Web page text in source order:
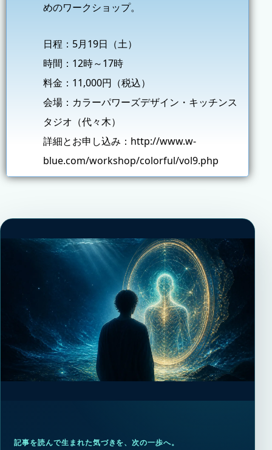
めのワークショップ。
日程：5月19日（土）
時間：12時～17時
料金：11,000円（税込）
会場：カラーパワーズデザイン・キッチンス
タジオ（代々木）
詳細とお申し込み： http://www.w-
blue.com/workshop/colorful/vol9.php
記事を読んで生まれた気づきを、次の一歩へ。